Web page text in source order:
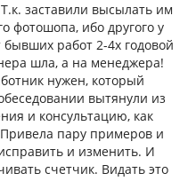
заставили высылать им
фотошопа, ибо другого у
работ 2-4х годовой
шла, а на менеджера!
нужен, который
вытянули из
и консультацию, как
пару примеров и
и изменить. И
счетчик. Видать это